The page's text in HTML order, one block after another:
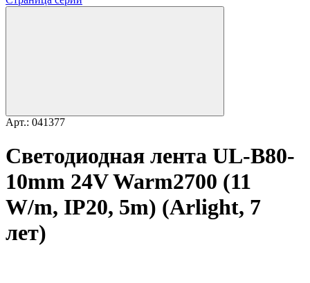
Арт.: 041377
Светодиодная лента UL-B80-
10mm 24V Warm2700 (11
W/m, IP20, 5m) (Arlight, 7
лет)